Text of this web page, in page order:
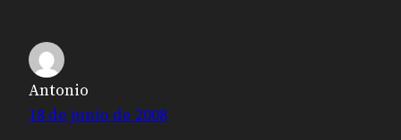
Antonio
18 de junio de 2008